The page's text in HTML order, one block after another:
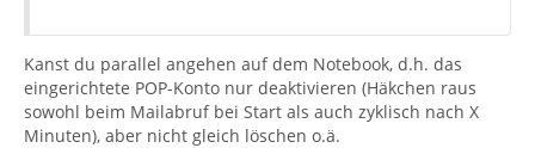
Kanst du parallel angehen auf dem Notebook, d.h. das
eingerichtete POP-Konto nur deaktivieren (Häkchen raus
sowohl beim Mailabruf bei Start als auch zyklisch nach X
Minuten), aber nicht gleich löschen o.ä.